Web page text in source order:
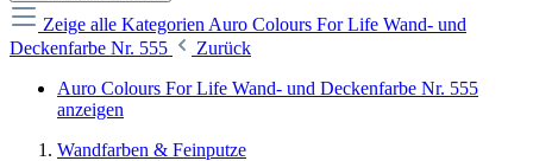
Zeige alle Kategorien Auro Colours For Life Wand- und
Deckenfarbe Nr. 555
Zurück
Auro Colours For Life Wand- und Deckenfarbe Nr. 555
anzeigen
Wandfarben & Feinputze